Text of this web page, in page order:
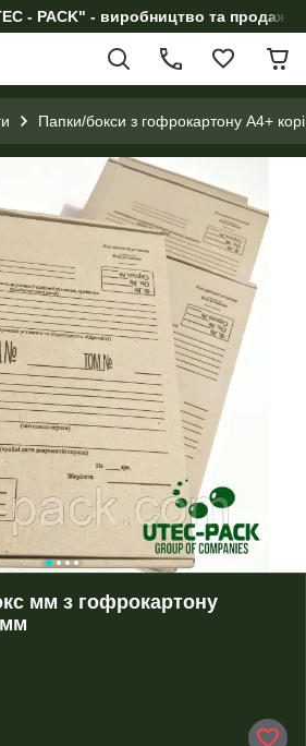
- PACK" - виробництво та продаж
Папки/бокси з гофрокартону А4+
мм з гофрокартону